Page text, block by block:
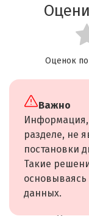
Оценок
Важно
Информация,
разделе, не
постановки
Такие
данных.